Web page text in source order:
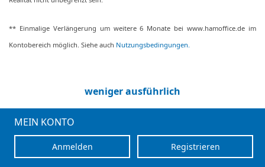
** Einmalige Verlängerung um weitere 6 Monate bei www.hamoffice.de im
Kontobereich möglich. Siehe auch Nutzungsbedingungen.
weniger ausführlich
MEIN KONTO
Registrieren
Anmelden